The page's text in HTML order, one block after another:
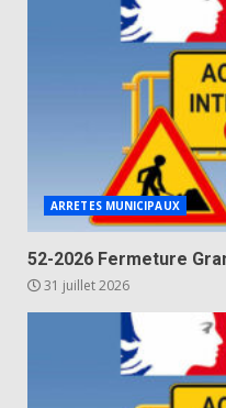
ARRETES MUNICIPAUX
52-2026 Fermeture
31 juillet 2026